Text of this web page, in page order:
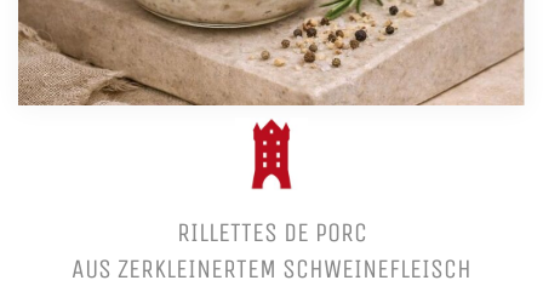
RILLETTES DE PORC
AUS ZERKLEINERTEM SCHWEINEFLEISCH